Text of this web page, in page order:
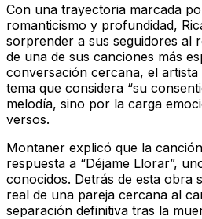
Con una trayectoria marcada
romanticismo y profundidad,
sorprender a sus seguidores al
de una de sus canciones más
conversación cercana, el
tema que considera “su
melodía, sino por la carga
versos.
Montaner explicó que la
respuesta a “Déjame Llorar”,
conocidos. Detrás de esta obra
real de una pareja cercana al
separación definitiva tras la